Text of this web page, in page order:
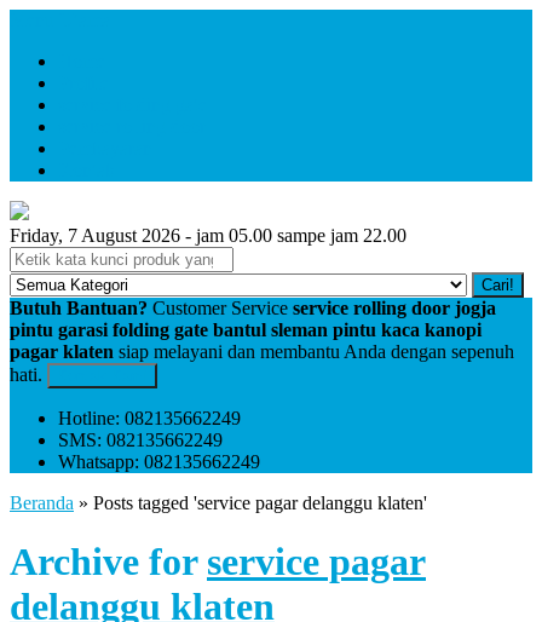
Friday, 7 August 2026 - jam 05.00 sampe jam 22.00
Cari!
Butuh Bantuan? Customer Service service rolling door jogja
pintu garasi folding gate bantul sleman pintu kaca kanopi
pagar klaten siap melayani dan membantu Anda dengan sepenuh
hati.
Hotline: 082135662249
SMS: 082135662249
Whatsapp: 082135662249
Beranda » Posts tagged 'service pagar delanggu klaten'
Archive for service pagar
delanggu klaten